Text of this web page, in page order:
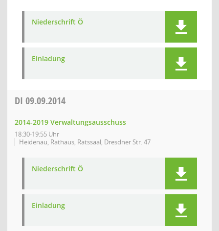
Niederschrift Ö
Einladung
DI 09.09.2014
2014-2019 Verwaltungsausschuss
18:30-19:55 Uhr
Heidenau, Rathaus, Ratssaal, Dresdner Str. 47
Niederschrift Ö
Einladung